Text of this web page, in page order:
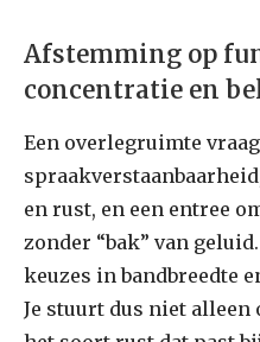
Afstemming op
concentratie en
Een overlegruimte
en rust, en een entree
zonder “bak” van
keuzes in bandbreedte
Je stuurt dus niet